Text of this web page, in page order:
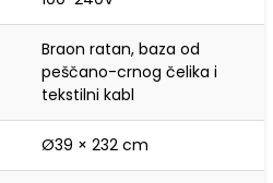
Braon ratan, baza od
peščano-crnog čelika i
tekstilni kabl
Ø39 × 232 cm